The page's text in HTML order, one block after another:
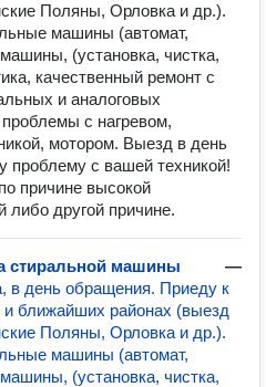
Поляны, Орловка и др.).
машины (автомат,
(установка, чистка,
качественный ремонт с
и аналоговых
с нагревом,
мотором. Выезд в день
проблему с вашей техникой!
причине высокой
либо другой причине.
стиральной машины
—
в день обращения. Приеду к
ближайших районах (выезд
Поляны, Орловка и др.).
машины (автомат,
(установка, чистка,